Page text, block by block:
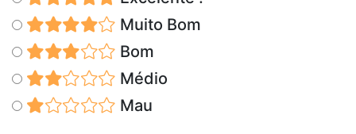
Muito Bom
Bom
Médio
Mau